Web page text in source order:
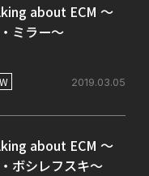
about ECM ～
ミラー～
2019.03.05
about ECM ～
ボシレフスキ～